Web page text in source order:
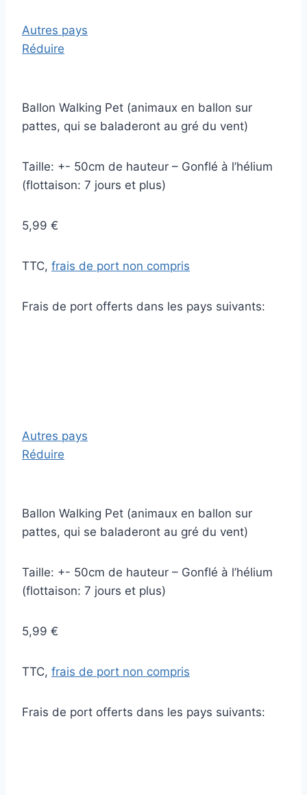
Autres pays
Réduire
Ballon Walking Pet (animaux en ballon sur
pattes, qui se baladeront au gré du vent)
Taille: +- 50cm de hauteur – Gonflé à l’hélium
(flottaison: 7 jours et plus)
5,99 €
TTC, frais de port non compris
Frais de port offerts dans les pays suivants:
Autres pays
Réduire
Ballon Walking Pet (animaux en ballon sur
pattes, qui se baladeront au gré du vent)
Taille: +- 50cm de hauteur – Gonflé à l’hélium
(flottaison: 7 jours et plus)
5,99 €
TTC, frais de port non compris
Frais de port offerts dans les pays suivants: